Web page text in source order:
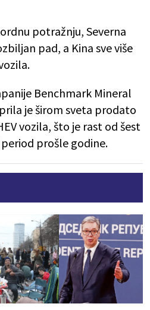
potražnju, Severna
pad, a Kina sve više
Benchmark Mineral
je širom sveta prodato
vozila, što je rast od šest
prošle godine.